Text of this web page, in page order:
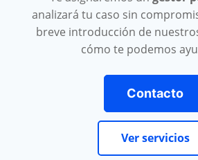
analizará tu caso sin
breve introducción de
cómo te podemos
Contacto
Ver servicios